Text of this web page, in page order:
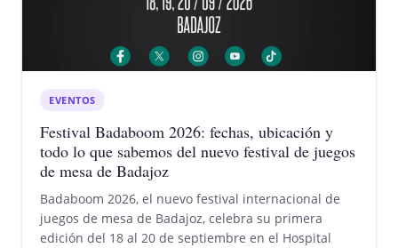
EVENTOS
Festival Badaboom 2026: fechas, ubicación y
todo lo que sabemos del nuevo festival de juegos
de mesa de Badajoz
Badaboom 2026, el nuevo festival internacional de
juegos de mesa de Badajoz, celebra su primera
edición del 18 al 20 de septiembre en el Hospital